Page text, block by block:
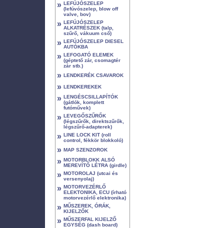
» LEFÚJÓSZELEP
(lefúvószelep, blow off
valve, bov)
» LEFÚJÓSZELEP
ALKATRÉSZEK (talp,
szűrő, vákuum cső)
» LEFÚJÓSZELEP DIESEL
AUTÓKBA
» LEFOGATÓ ELEMEK
(géptető zár, csomagtér
zár stb.)
» LENDKERÉK CSAVAROK
» LENDKEREKEK
» LENGÉSCSILLAPÍTÓK
(gátlók, komplett
futóművek)
» LEVEGŐSZŰRŐK
(légszűrők, direktszűrők,
légszűrő-adapterek)
» LINE LOCK KIT (roll
control, fékkör blokkoló)
» MAP SZENZOROK
» MOTORBLOKK ALSÓ
MEREVÍTŐ LÉTRA (girdle)
» MOTOROLAJ (utcai és
versenyolaj)
» MOTORVEZÉRLŐ
ELEKTONIKA, ECU (írható
motorvezérlő elektronika)
» MŰSZEREK, ÓRÁK,
KIJELZŐK
» MŰSZERFAL KIJELZŐ
EGYSÉG (dash board)